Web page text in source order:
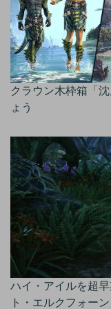
クラウン木枠箱「
ょう
ハイ・アイルを超
ト・エルクフォー